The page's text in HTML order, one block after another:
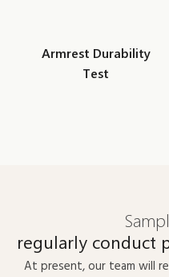
Armrest Durability
Test
regularly conduct
At present, our team will